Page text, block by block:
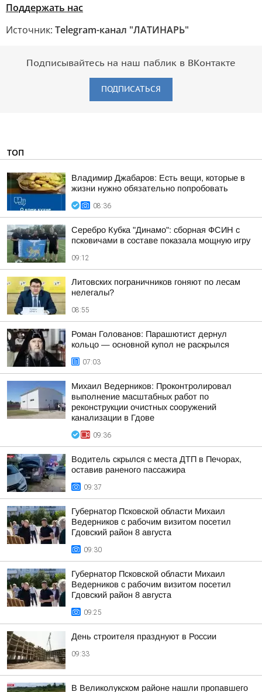
Поддержать нас
Источник: Telegram-канал "ЛАТИНАРЬ"
Подписывайтесь на наш паблик в ВКонтакте
ПОДПИСАТЬСЯ
ТОП
Владимир Джабаров: Есть вещи, которые в
жизни нужно обязательно попробовать
08:36
Серебро Кубка "Динамо": сборная ФСИН с
псковичами в составе показала мощную игру
09:12
Литовских пограничников гоняют по лесам
нелегалы?
08:55
Роман Голованов: Парашютист дернул
кольцо — основной купол не раскрылся
07:03
Михаил Ведерников: Проконтролировал
выполнение масштабных работ по
реконструкции очистных сооружений
канализации в Гдове
09:36
Водитель скрылся с места ДТП в Печорах,
оставив раненого пассажира
09:37
Губернатор Псковской области Михаил
Ведерников с рабочим визитом посетил
Гдовский район 8 августа
09:30
Губернатор Псковской области Михаил
Ведерников с рабочим визитом посетил
Гдовский район 8 августа
09:25
День строителя празднуют в России
09:33
В Великолукском районе нашли пропавшего